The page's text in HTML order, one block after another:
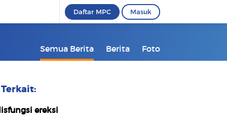
Daftar MPC Masuk
Semua Berita Berita Foto
ereksi